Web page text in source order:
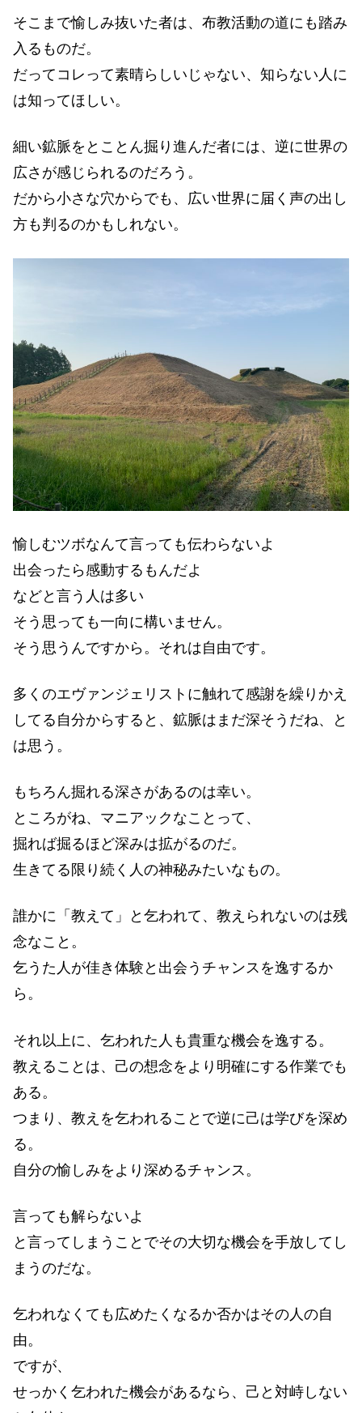
そこまで愉しみ抜いた者は、布教活動の道にも踏み
入るものだ。
だってコレって素晴らしいじゃない、知らない人に
は知ってほしい。
細い鉱脈をとことん掘り進んだ者には、逆に世界の
広さが感じられるのだろう。
だから小さな穴からでも、広い世界に届く声の出し
方も判るのかもしれない。
愉しむツボなんて言っても伝わらないよ
出会ったら感動するもんだよ
などと言う人は多い
そう思っても一向に構いません。
そう思うんですから。それは自由です。
多くのエヴァンジェリストに触れて感謝を繰りかえ
してる自分からすると、鉱脈はまだ深そうだね、と
は思う。
もちろん掘れる深さがあるのは幸い。
ところがね、マニアックなことって、
掘れば掘るほど深みは拡がるのだ。
生きてる限り続く人の神秘みたいなもの。
誰かに「教えて」と乞われて、教えられないのは残
念なこと。
乞うた人が佳き体験と出会うチャンスを逸するか
ら。
それ以上に、乞われた人も貴重な機会を逸する。
教えることは、己の想念をより明確にする作業でも
ある。
つまり、教えを乞われることで逆に己は学びを深め
る。
自分の愉しみをより深めるチャンス。
言っても解らないよ
と言ってしまうことでその大切な機会を手放してし
まうのだな。
乞われなくても広めたくなるか否かはその人の自
由。
ですが、
せっかく乞われた機会があるなら、己と対峙しない